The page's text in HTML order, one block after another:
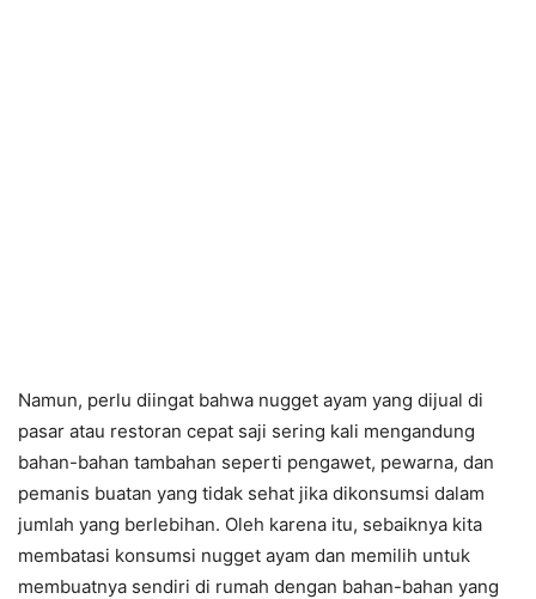
Namun, perlu diingat bahwa nugget ayam yang dijual di
pasar atau restoran cepat saji sering kali mengandung
bahan-bahan tambahan seperti pengawet, pewarna, dan
pemanis buatan yang tidak sehat jika dikonsumsi dalam
jumlah yang berlebihan. Oleh karena itu, sebaiknya kita
membatasi konsumsi nugget ayam dan memilih untuk
membuatnya sendiri di rumah dengan bahan-bahan yang